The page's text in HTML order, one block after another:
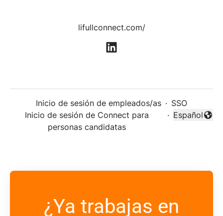
lifullconnect.com/
Inicio de sesión de empleados/as · SSO
Inicio de sesión de Connect para
personas candidatas
·
Cambiar
Español
¿Ya trabajas en